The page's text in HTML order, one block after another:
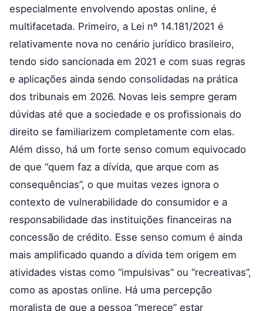
especialmente envolvendo apostas online, é
multifacetada. Primeiro, a Lei nº 14.181/2021 é
relativamente nova no cenário jurídico brasileiro,
tendo sido sancionada em 2021 e com suas regras
e aplicações ainda sendo consolidadas na prática
dos tribunais em 2026. Novas leis sempre geram
dúvidas até que a sociedade e os profissionais do
direito se familiarizem completamente com elas.
Além disso, há um forte senso comum equivocado
de que “quem faz a dívida, que arque com as
consequências”, o que muitas vezes ignora o
contexto de vulnerabilidade do consumidor e a
responsabilidade das instituições financeiras na
concessão de crédito. Esse senso comum é ainda
mais amplificado quando a dívida tem origem em
atividades vistas como “impulsivas” ou “recreativas”,
como as apostas online. Há uma percepção
moralista de que a pessoa “merece” estar